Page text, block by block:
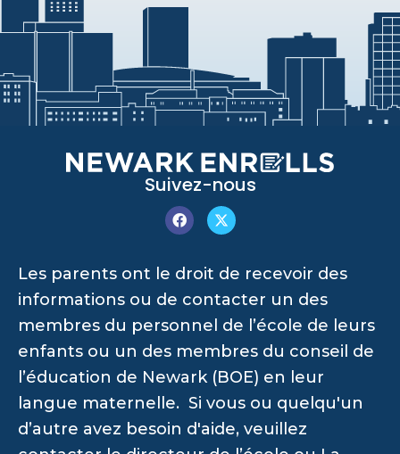
Suivez-nous
Les parents ont le droit de recevoir des
informations ou de contacter un des
membres du personnel de l’école de leurs
enfants ou un des membres du conseil de
l’éducation de Newark (BOE) en leur
langue maternelle. Si vous ou quelqu'un
d’autre avez besoin d'aide, veuillez